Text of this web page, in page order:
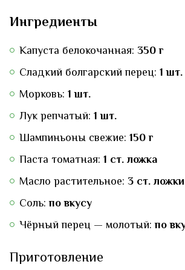
Ингредиенты
Капуста белокочанная: 350 г
Сладкий болгарский перец: 1 шт.
Морковь: 1 шт.
Лук репчатый: 1 шт.
Шампиньоны свежие: 150 г
Паста томатная: 1 ст. ложка
Масло растительное: 3 ст. ложки
Соль:по вкусу
Чёрный перец — молотый:по
Приготовление